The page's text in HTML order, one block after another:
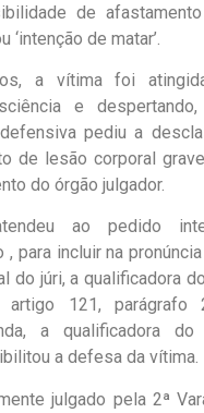
de
‘intenção de matar’.
a vítima foi
e
pediu a
de lesão corporal
do órgão julgador.
ao pedido
, para incluir na
do júri, a qualificadora
121, parágrafo
a qualificadora
a defesa da vítima.
julgado pela 2ª